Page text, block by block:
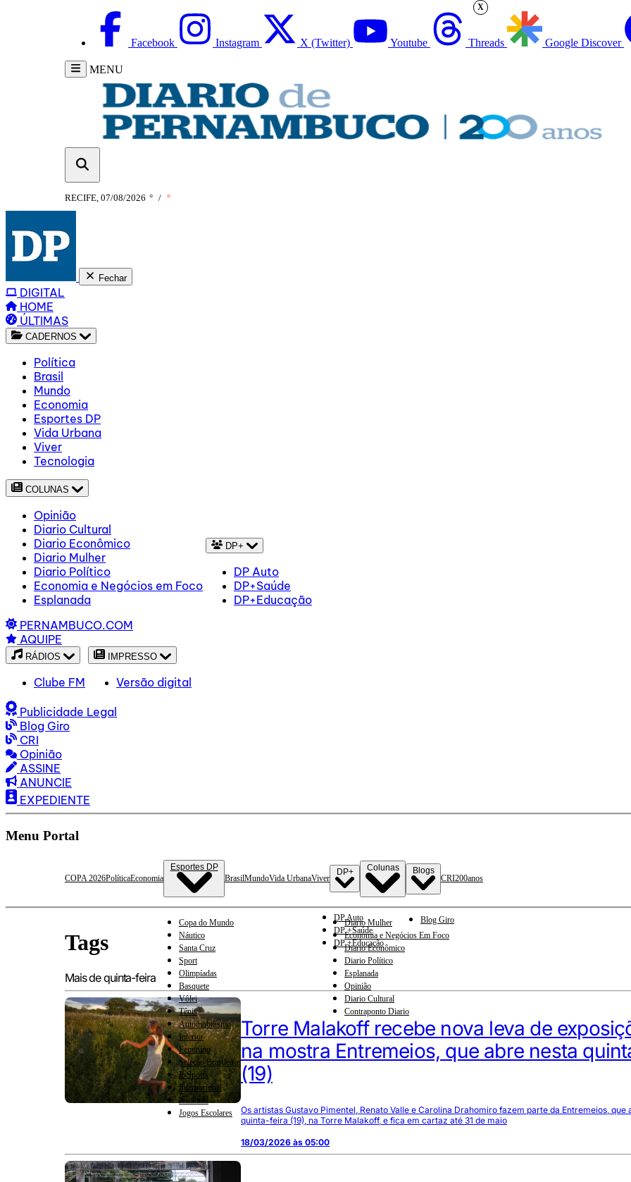
Facebook Instagram X (Twitter) Youtube Threads Google Discover
MENU
RECIFE, 07/08/2026 ° / °
Fechar
DIGITAL
HOME
ÚLTIMAS
CADERNOS
Política
Brasil
Mundo
Economia
Esportes DP
Vida Urbana
Viver
Tecnologia
COLUNAS
Opinião
Diario Cultural
Diario Econômico
Diario Mulher
Diario Político
Economia e Negócios em Foco
Esplanada
DP+
DP Auto
DP+Saúde
DP+Educação
PERNAMBUCO.COM
AQUIPE
RÁDIOS
Clube FM
IMPRESSO
Versão digital
Publicidade Legal
Blog Giro
CRI
Opinião
ASSINE
ANUNCIE
EXPEDIENTE
Menu Portal
COPA 2026PolíticaEconomia
Esportes DP
Copa do Mundo
Náutico
Santa Cruz
Sport
Olimpíadas
Basquete
Vôlei
Tênis
Automobilismo
Interior
Feminino
Seleção Brasileira
E-Sports
Internacional
Nacional
Jogos Escolares
BrasilMundoVida UrbanaViver
DP+
DP Auto
DP +Saúde
DP +Educação
Colunas
Diario Mulher
Economia e Negócios Em Foco
Diario Econômico
Diario Político
Esplanada
Opinião
Diario Cultural
Contraponto Diario
Blogs
Blog Giro
CRI200anos
Tags
Mais de quinta-feira
Torre Malakoff recebe nova leva de
na mostra Entremeios, que abre nesta
(19)
Os artistas Gustavo Pimentel, Renato Valle e Carolina Drahomiro fazem parte da Entremeios, que
quinta-feira (19), na Torre Malakoff, e fica em cartaz até 31 de maio
18/03/2026 às 05:00
X